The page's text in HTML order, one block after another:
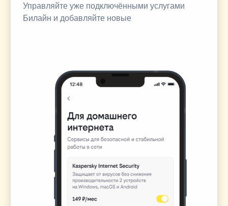
Управляйте уже подключёнными услугами
Билайн и добавляйте новые